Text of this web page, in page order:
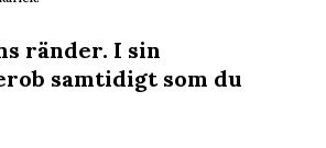
ränder. I sin
samtidigt som du